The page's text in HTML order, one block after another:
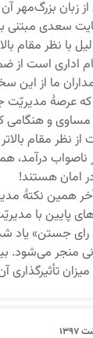
زبان بزرگ‌مهر آن
سعدی مبتنی
با نظر مقام
اداری است از
ما از این
عرصۀ مدیریّت
و هنگامی
نظر مقام
ناصواب درآمد،
امان هستند!
همین نکتۀ
پایین با
جستن» یاد
منجر می‌شود.
تأثیرگذاری